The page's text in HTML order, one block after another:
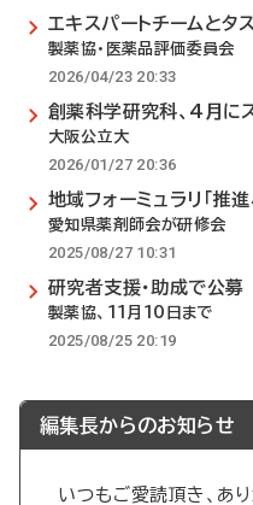
エキスパートチームとタ
製薬協・医薬品評価委員会
2026/04/23 20:33
創薬科学研究科、4月に
大阪公立大
2026/01/27 20:36
地域フォーミュラリ「推
愛知県薬剤師会が研修会
2025/08/27 10:31
研究者支援・助成で公募
製薬協、11月10日まで
2025/08/25 20:19
編集長からのお知らせ
いつもご愛読頂き、あ